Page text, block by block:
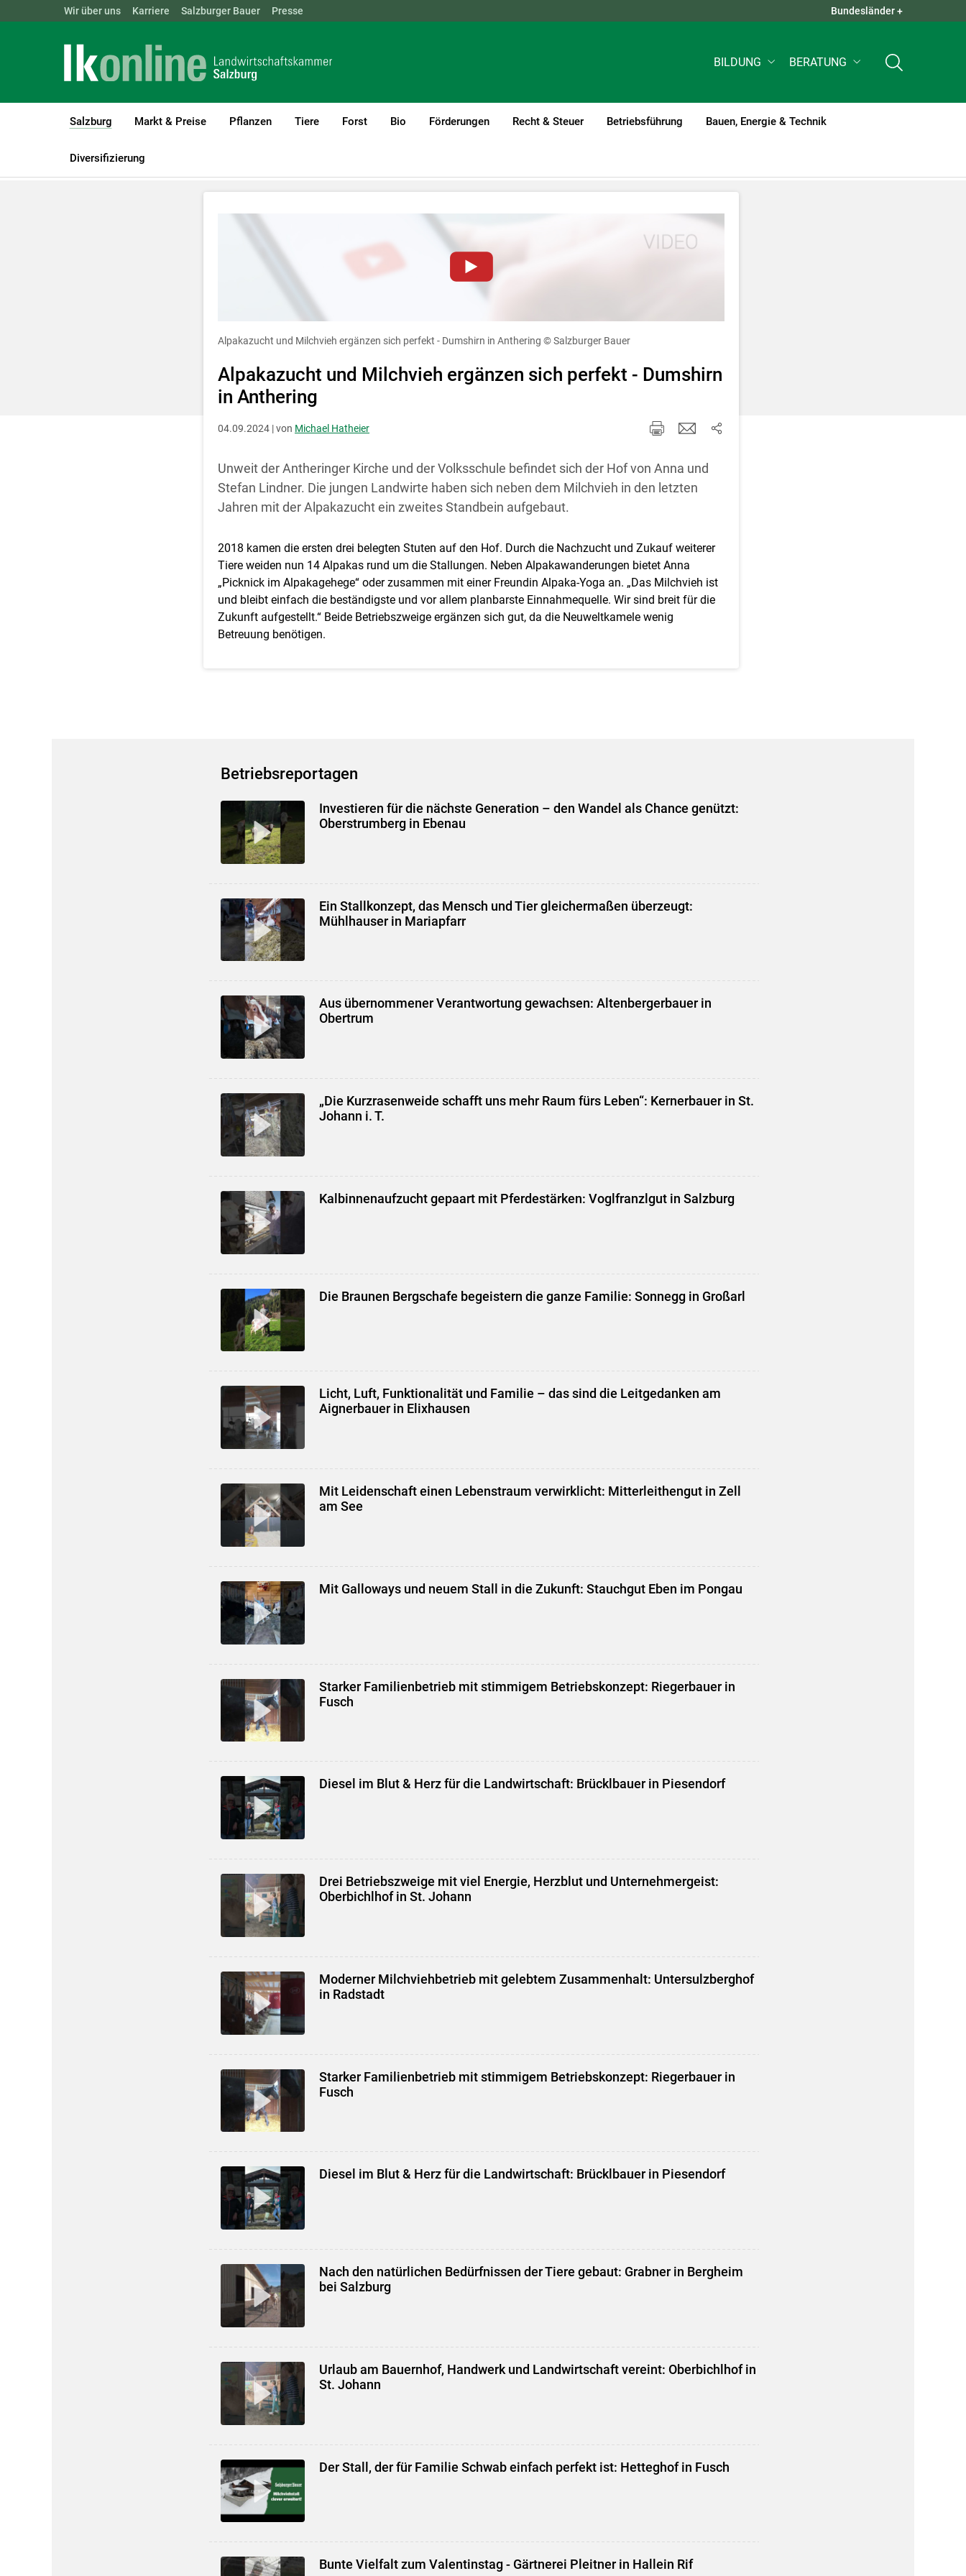
Landwirtschaftskammern: ÖSTERREICH BGLD KTN QUICK LINKS +
Wir über uns Karriere Salzburger Bauer Presse Bundesländer +
BILDUNG BERATUNG
Salzburg
(current)1
Markt & Preise Pflanzen Tiere Forst Bio Förderungen Recht & Steuer Betriebsführung Bauen, Energie & Technik
Diversifizierung
LK Salzburg Salzburg
Zum Abspielen von YouTube-Videos auf dieser Website müssen Cookies gesetzt werden
Für weitere Informationen lesen Sie bitte unsere
Entscheidung für diese Website in den Cookie-Einstellungen jederzeit einsehen und korrigieren
Alpakazucht und Milchvieh ergänzen sich perfekt - Dumshirn in Anthering © Salzburger Bauer
Alpakazucht und Milchvieh ergänzen sich perfekt - Dumshirn
in Anthering
04.09.2024 | von Michael Hatheier
Unweit der Antheringer Kirche und der Volksschule befindet sich der Hof von Anna und
Stefan Lindner. Die jungen Landwirte haben sich neben dem Milchvieh in den letzten
Jahren mit der Alpakazucht ein zweites Standbein aufgebaut.
2018 kamen die ersten drei belegten Stuten auf den Hof. Durch die Nachzucht und Zukauf weiterer
Tiere weiden nun 14 Alpakas rund um die Stallungen. Neben Alpakawanderungen bietet Anna
„Picknick im Alpakagehege“ oder zusammen mit einer Freundin Alpaka-Yoga an. „Das Milchvieh ist
und bleibt einfach die beständigste und vor allem planbarste Einnahmequelle. Wir sind breit für die
Zukunft aufgestellt.“ Beide Betriebszweige ergänzen sich gut, da die Neuweltkamele wenig
Betreuung benötigen.
Betriebsreportagen
Investieren für die nächste Generation – den Wandel als Chance genützt:
Oberstrumberg in Ebenau
Ein Stallkonzept, das Mensch und Tier gleichermaßen überzeugt:
Mühlhauser in Mariapfarr
Aus übernommener Verantwortung gewachsen: Altenbergerbauer in
Obertrum
„Die Kurzrasenweide schafft uns mehr Raum fürs Leben“: Kernerbauer in St.
Johann i. T.
Kalbinnenaufzucht gepaart mit Pferdestärken: Voglfranzlgut in Salzburg
Die Braunen Bergschafe begeistern die ganze Familie: Sonnegg in Großarl
Licht, Luft, Funktionalität und Familie – das sind die Leitgedanken am
Aignerbauer in Elixhausen
Mit Leidenschaft einen Lebenstraum verwirklicht: Mitterleithengut in Zell
am See
Mit Galloways und neuem Stall in die Zukunft: Stauchgut Eben im Pongau
Starker Familienbetrieb mit stimmigem Betriebskonzept: Riegerbauer in
Fusch
Diesel im Blut & Herz für die Landwirtschaft: Brücklbauer in Piesendorf
Drei Betriebszweige mit viel Energie, Herzblut und Unternehmergeist:
Oberbichlhof in St. Johann
Moderner Milchviehbetrieb mit gelebtem Zusammenhalt: Untersulzberghof
in Radstadt
Starker Familienbetrieb mit stimmigem Betriebskonzept: Riegerbauer in
Fusch
Diesel im Blut & Herz für die Landwirtschaft: Brücklbauer in Piesendorf
Nach den natürlichen Bedürfnissen der Tiere gebaut: Grabner in Bergheim
bei Salzburg
Urlaub am Bauernhof, Handwerk und Landwirtschaft vereint: Oberbichlhof in
St. Johann
Der Stall, der für Familie Schwab einfach perfekt ist: Hetteghof in Fusch
Bunte Vielfalt zum Valentinstag - Gärtnerei Pleitner in Hallein Rif